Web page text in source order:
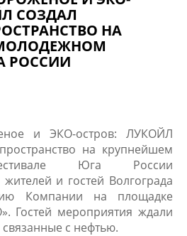
СОЗДАЛ
НА
РОССИИ
и ЭКО-остров: ЛУКОЙЛ
на крупнейшем
Юга России
и гостей Волгограда
Компании на площадке
​Гостей мероприятия ждали
с нефтью.